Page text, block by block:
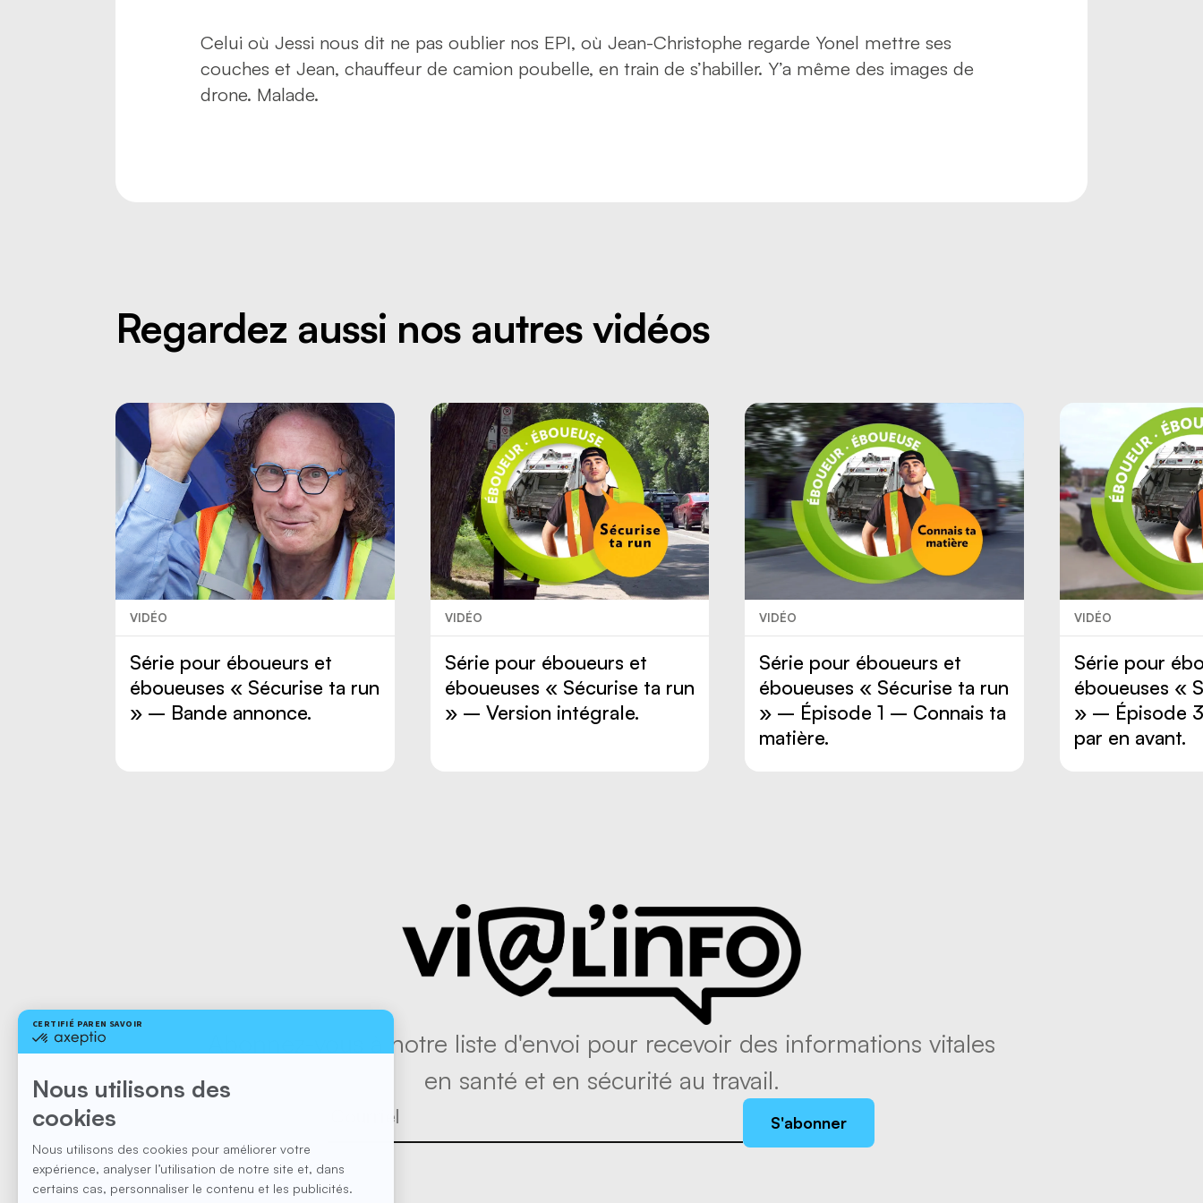
Celui où Jessi nous dit ne pas oublier nos EPI, où Jean-Christophe regarde Yonel mettre ses
couches et Jean, chauffeur de camion poubelle, en train de s’habiller. Y’a même des images de
drone. Malade.
Regardez aussi nos autres vidéos
VIDÉO
Série pour éboueurs et
éboueuses « Sécurise ta run
» – Bande annonce.
VIDÉO
Série pour éboueurs et
éboueuses « Sécurise ta run
» – Version intégrale.
VIDÉO
Série pour éboueurs et
éboueuses « Sécurise ta run
» – Épisode 1 – Connais ta
matière.
VIDÉO
Série pour
éboueuses «
» – Épisode
par en avant.
Abonnez-vous à notre liste d'envoi pour recevoir des informations vitales
en santé et en sécurité au travail.
S'abonner